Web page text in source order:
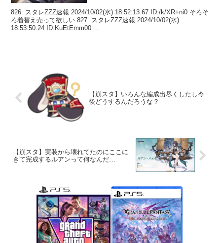
826: スタレZZZ速報 2024/10/02(水) 18:52:13.67 ID:/k/XR+ni0 そろそ
ろ着替え売って欲しい 827: スタレZZZ速報 2024/10/02(水)
18:53:50.24 ID:KuEtEmm00 ...
【崩スタ】いろんな編成出尽くしたし今
後どうするんだろうな？
【崩スタ】実装から壊れてたのにここに
きて完成するルアンって何なんだ…